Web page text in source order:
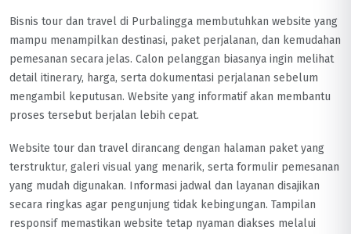
Bisnis tour dan travel di Purbalingga membutuhkan website yang
mampu menampilkan destinasi, paket perjalanan, dan kemudahan
pemesanan secara jelas. Calon pelanggan biasanya ingin melihat
detail itinerary, harga, serta dokumentasi perjalanan sebelum
mengambil keputusan. Website yang informatif akan membantu
proses tersebut berjalan lebih cepat.
Website tour dan travel dirancang dengan halaman paket yang
terstruktur, galeri visual yang menarik, serta formulir pemesanan
yang mudah digunakan. Informasi jadwal dan layanan disajikan
secara ringkas agar pengunjung tidak kebingungan. Tampilan
responsif memastikan website tetap nyaman diakses melalui